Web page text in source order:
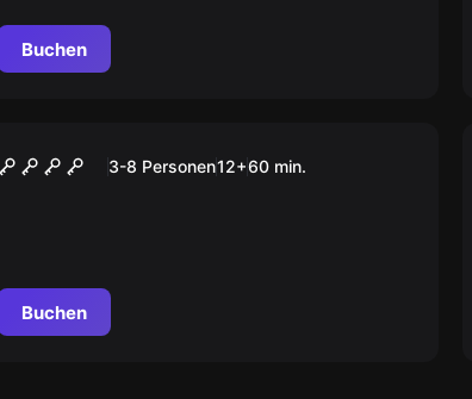
Buchen
Jack the Ripper
3-8 Personen12+60 min.
Buchen